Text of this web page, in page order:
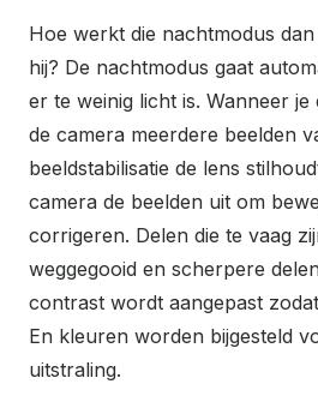
Hoe werkt die nachtmodus
hij? De nachtmodus gaat
er te weinig licht is. Wanneer
de camera meerdere beelden
beeld­stabilisatie de lens
camera de beelden uit om
corrigeren. Delen die te vaag
weggegooid en scherpere
contrast wordt aangepast
En kleuren worden bijgesteld
uitstraling.